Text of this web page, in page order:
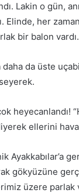
Lakin o gün,
Elinde, her
bir balon vardı.
daha da üste
heyecanlandı!
ellerini
Ayakkabılar’a
gökyüzüne
üzere parlak